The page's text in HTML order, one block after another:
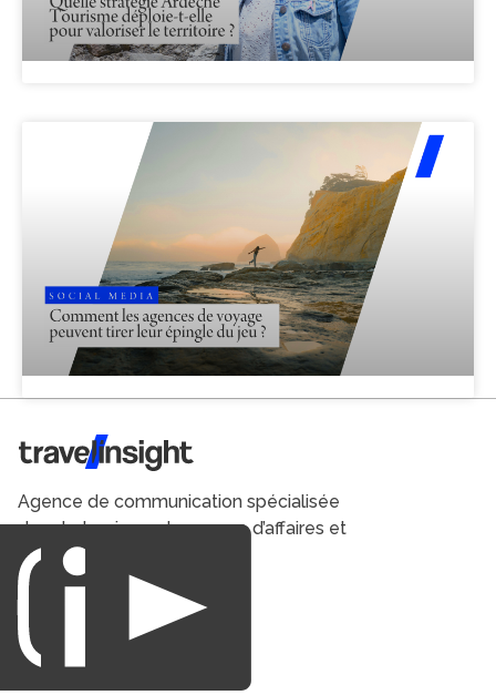
Travel Insight
Agence de communication spécialisée
dans le tourisme du voyage d’affaires et
du loisirs.